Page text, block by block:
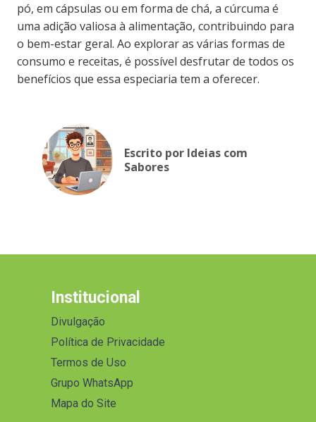
pó, em cápsulas ou em forma de chá, a cúrcuma é
uma adição valiosa à alimentação, contribuindo para
o bem-estar geral. Ao explorar as várias formas de
consumo e receitas, é possível desfrutar de todos os
benefícios que essa especiaria tem a oferecer.
Escrito por Ideias com
Sabores
Institucional
Divulgação
Política de Privacidade
Termos de Uso
Grupo WhatsApp
Mapa do Site